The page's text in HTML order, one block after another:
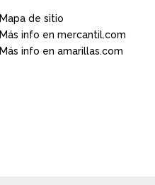
Mapa de sitio
Más info en mercantil.com
Más info en amarillas.com